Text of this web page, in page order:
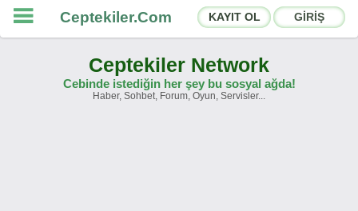
Ceptekiler.Com KAYIT OL GİRİŞ
Ceptekiler Network
Cebinde istediğin her şey bu sosyal ağda!
Haber, Sohbet, Forum, Oyun, Servisler...